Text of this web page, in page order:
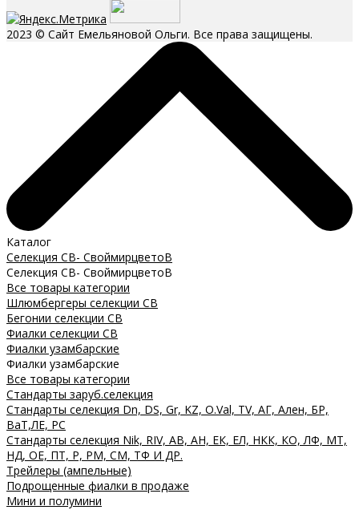
2023 © Сайт Емельяновой Ольги. Все права защищены.
Каталог
Селекция СВ- СвоймирцветоВ
Селекция СВ- СвоймирцветоВ
Все товары категории
Шлюмбергеры селекции СВ
Бегонии селекции СВ
Фиалки селекции СВ
Фиалки узамбарские
Фиалки узамбарские
Все товары категории
Стандарты заруб.селекция
Стандарты селекция Dn, DS, Gr, KZ, O.Val, TV, АГ, Ален, БР,
ВаТ,ЛЕ, РС
Стандарты селекция Nik, RIV, АВ, АН, ЕК, ЕЛ, НКК, КО, ЛФ, МТ,
НД, ОЕ, ПТ, Р, РМ, СМ, ТФ И ДР.
Трейлеры (ампельные)
Подрощенные фиалки в продаже
Мини и полумини